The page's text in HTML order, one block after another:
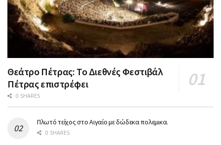
Θεάτρο Πέτρας: Το Διεθνές Φεστιβάλ
Πέτρας επιστρέφει
0 SHARES
Πλωτό τείχος στο Αιγαίο με δώδεκα πολεμικα.
0 SHARES